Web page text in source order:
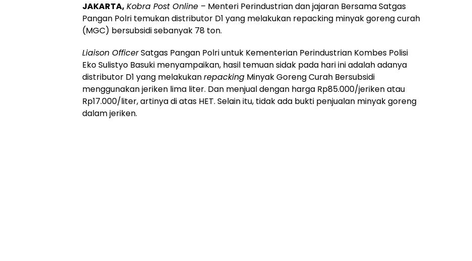
JAKARTA, Kobra Post Online – Menteri Perindustrian dan jajaran Bersama Satgas
Pangan Polri temukan distributor D1 yang melakukan repacking minyak goreng curah
(MGC) bersubsidi sebanyak 78 ton.
Liaison OfficerSatgas Pangan Polri untuk Kementerian Perindustrian Kombes Polisi
Eko Sulistyo Basuki menyampaikan, hasil temuan sidak pada hari ini adalah adanya
distributor D1 yang melakukanrepacking Minyak Goreng Curah Bersubsidi
menggunakan jeriken lima liter. Dan menjual dengan harga Rp85.000/jeriken atau
Rp17.000/liter, artinya di atas HET. Selain itu, tidak ada bukti penjualan minyak goreng
dalam jeriken.